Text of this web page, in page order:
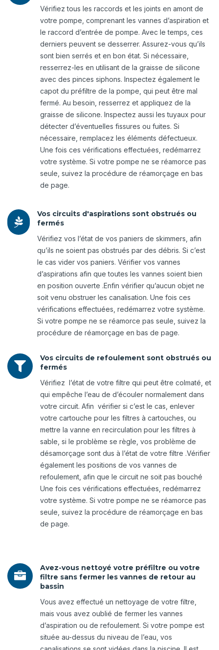
Vérifiez tous les raccords et les joints en amont de
votre pompe, comprenant les vannes d’aspiration et
le raccord d’entrée de pompe. Avec le temps, ces
derniers peuvent se desserrer. Assurez-vous qu’ils
sont bien serrés et en bon état. Si nécessaire,
resserrez-les en utilisant de la graisse de silicone
avec des pinces siphons. Inspectez également le
capot du préfiltre de la pompe, qui peut être mal
fermé. Au besoin, resserrez et appliquez de la
graisse de silicone. Inspectez aussi les tuyaux pour
détecter d’éventuelles fissures ou fuites. Si
nécessaire, remplacez les éléments défectueux.
Une fois ces vérifications effectuées, redémarrez
votre système. Si votre pompe ne se réamorce pas
seule, suivez la procédure de réamorçage en bas
de page.

Vos circuits d'aspirations sont obstrués ou
fermés
Vérifiez vos l’état de vos paniers de skimmers, afin
qu’ils ne soient pas obstrués par des débris. Si c’est
le cas vider vos paniers. Vérifier vos vannes
d’aspirations afin que toutes les vannes soient bien
en position ouverte .Enfin vérifier qu’aucun objet ne
soit venu obstruer les canalisation. Une fois ces
vérifications effectuées, redémarrez votre système.
Si votre pompe ne se réamorce pas seule, suivez la
procédure de réamorçage en bas de page.

Vos circuits de refoulement sont obstrués ou
fermés
Vérifiez l’état de votre filtre qui peut être colmaté, et
qui empêche l’eau de d’écouler normalement dans
votre circuit. Afin vérifier si c’est le cas, enlever
votre cartouche pour les filtres à cartouches, ou
mettre la vanne en recirculation pour les filtres à
sable, si le problème se règle, vos problème de
désamorçage sont dus à l’état de votre filtre .Vérifier
également les positions de vos vannes de
refoulement, afin que le circuit ne soit pas bouché
Une fois ces vérifications effectuées, redémarrez
votre système. Si votre pompe ne se réamorce pas
seule, suivez la procédure de réamorçage en bas
de page.

Avez-vous nettoyé votre préfiltre ou votre
filtre sans fermer les vannes de retour au
bassin
Vous avez effectué un nettoyage de votre filtre,
mais vous avez oublié de fermer les vannes
d’aspiration ou de refoulement. Si votre pompe est
située au-dessus du niveau de l’eau, vos